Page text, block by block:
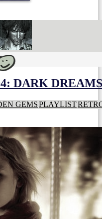
DARK
GEMSPLAYLIST